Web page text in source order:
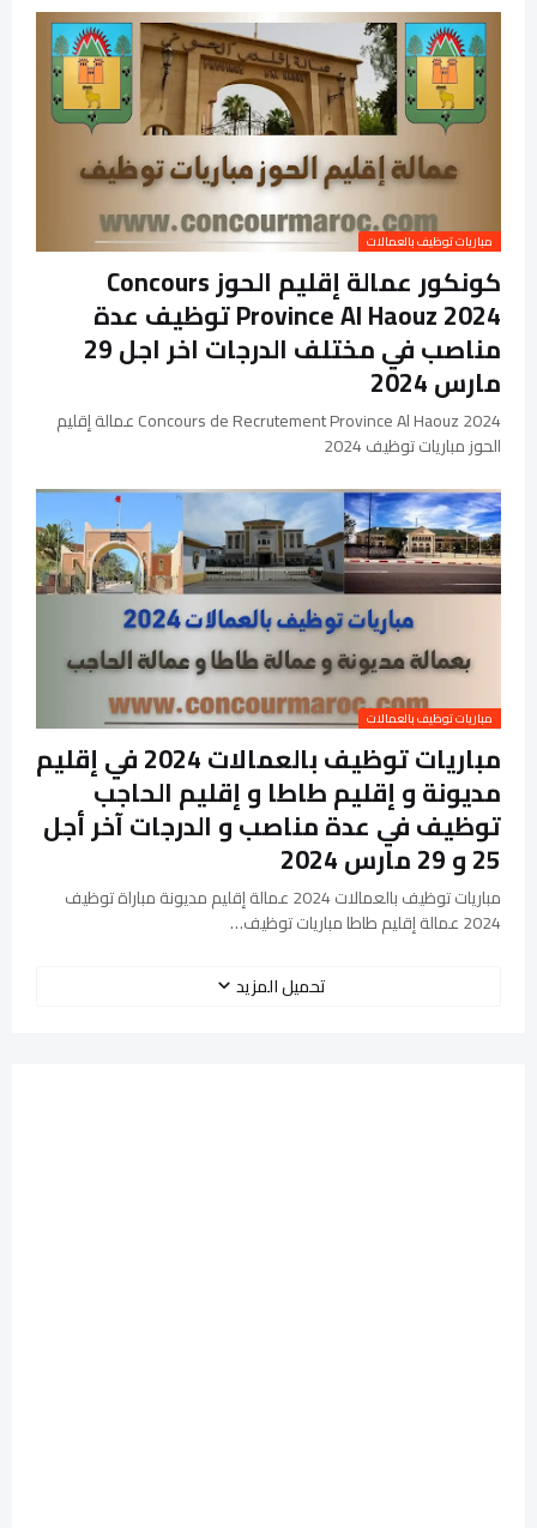
مباريات توظيف بالعمالات
كونكور عمالة إقليم الحوز Concours
Province Al Haouz 2024 توظيف عدة
مناصب في مختلف الدرجات اخر اجل 29
مارس 2024
Concours de Recrutement Province Al Haouz 2024 عمالة إقليم
الحوز مباريات توظيف 2024
مباريات توظيف بالعمالات
مباريات توظيف بالعمالات 2024 في إقليم
مديونة و إقليم طاطا و إقليم الحاجب
توظيف في عدة مناصب و الدرجات آخر أجل
25 و 29 مارس 2024
مباريات توظيف بالعمالات 2024 عمالة إقليم مديونة مباراة توظيف
2024 عمالة إقليم طاطا مباريات توظيف…
تحميل المزيد